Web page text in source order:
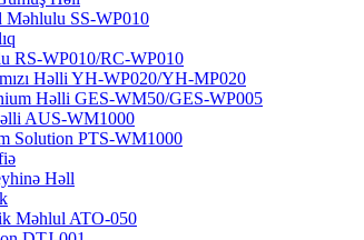
SS-WP010
RS-WP010/RC-WP010
Həlli YH-WP020/YH-MP020
Həlli GES-WM50/GES-WP005
AUS-WM1000
Solution PTS-WM1000
Həll
Məhlul ATO-050